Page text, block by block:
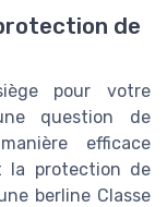
de
pour votre
question de
efficace
la protection de
berline Classe